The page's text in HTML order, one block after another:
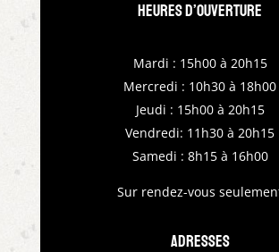
Heures d’ouverture
Mardi : 15h00 à 20h15
Mercredi : 10h30 à 18h00
Jeudi : 15h00 à 20h15
Vendredi: 11h30 à 20h15
Samedi : 8h15 à 16h00
Sur rendez-vous
Adresses